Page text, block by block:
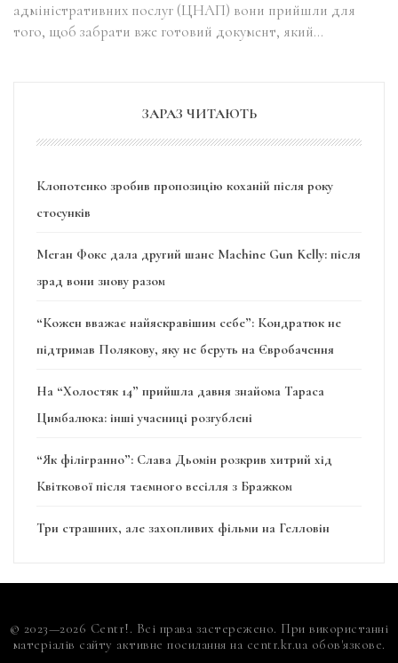
адміністративних послуг (ЦНАП) вони прийшли для
того, щоб забрати вже готовий документ, який…
ЗАРАЗ ЧИТАЮТЬ
Клопотенко зробив пропозицію коханій після року
стосунків
Меган Фокс дала другий шанс Machine Gun Kelly: після
зрад вони знову разом
“Кожен вважає найяскравішим себе”: Кондратюк не
підтримав Полякову, яку не беруть на Євробачення
На “Холостяк 14” прийшла давня знайома Тараса
Цимбалюка: інші учасниці розгублені
“Як філігранно”: Слава Дьомін розкрив хитрий хід
Квіткової після таємного весілля з Бражком
Три страшних, але захопливих фільми на Гелловін
© 2023—2026 Centr!. Всі права застережено. При використанні
матеріалів сайту активне посилання на centr.kr.ua обов'язкове.